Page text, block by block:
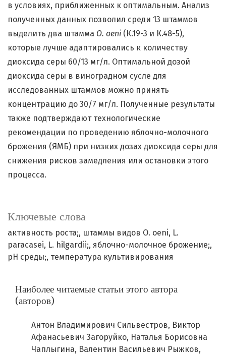
Ключевые слова
активность роста; штаммы видов O. oeni, L.
paracasei, L. hilgardii; яблочно-молочное брожение;
рН среды; температура культивирования
в условиях, приближенных к оптимальным. Анализ
полученных данных позволил среди 13 штаммов
выделить два штамма O. oeni (К.19-3 и К.48-5),
которые лучше адаптировались к количеству
диоксида серы 60/13 мг/л. Оптимальной дозой
диоксида серы в виноградном сусле для
исследованных штаммов можно принять
концентрацию до 30/7 мг/л. Полученные результаты
также подтверждают технологические
рекомендации по проведению яблочно-молочного
брожения (ЯМБ) при низких дозах диоксида серы для
снижения рисков замедления или остановки этого
процесса.
Наиболее читаемые статьи этого автора
(авторов)
Антон Владимирович Сильвестров, Виктор
Афанасьевич Загоруйко, Наталья Борисовна
Чаплыгина, Валентин Васильевич Рыжков,